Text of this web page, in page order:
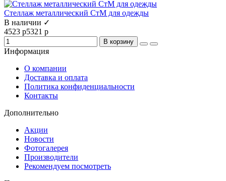
Стеллаж металлический СтМ для одежды
В наличии ✓
4523 р5321 р
В корзину
Информация
О компании
Доставка и оплата
Политика конфиденциальности
Контакты
Дополнительно
Акции
Новости
Фотогалерея
Производители
Рекомендуем посмотреть